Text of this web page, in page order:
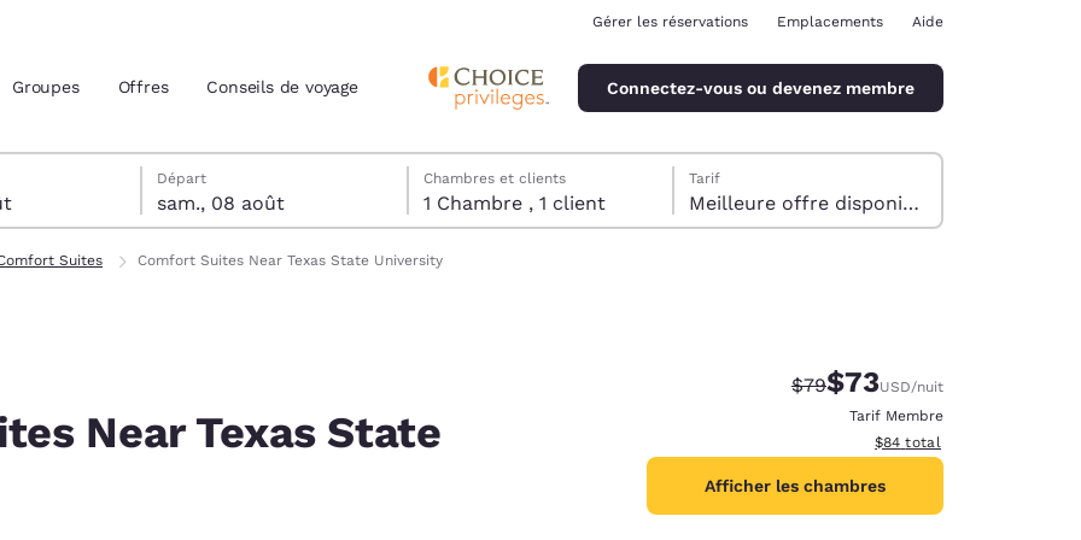
Gérer les réservations Emplacements Aide
Groupes Offres Conseils de voyage Connectez-vous ou devenez membre
Départ
sam., 08 août
de départ sélectionnée
d’arrivée sélectionnée
Chambres et clients
1 Chambre , 1 client
Tarif
Meilleure offre disponible
Suites Comfort Suites Near Texas State University
Near Texas State
Tarif barré :
$79Tarif réduit :
$73USD/nuit
Tarif Membre
Afficher les détails du total
$84 total
Afficher les chambres